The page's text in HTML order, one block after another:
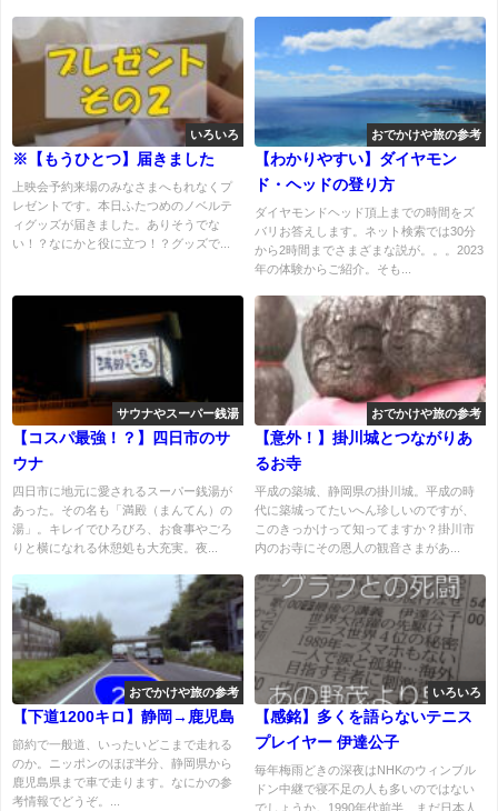
いろいろ
※【もうひとつ】届きました
上映会予約来場のみなさまへもれなくプ
レゼントです。本日ふたつめのノベルテ
ィグッズが届きました。ありそうでな
い！？なにかと役に立つ！？グッズで...
おでかけや旅の参考
【わかりやすい】ダイヤモン
ド・ヘッドの登り方
ダイヤモンドヘッド頂上までの時間をズ
バリお答えします。ネット検索では30分
から2時間までさまざまな説が。。。2023
年の体験からご紹介。そも...
サウナやスーパー銭湯
【コスパ最強！？】四日市のサ
ウナ
四日市に地元に愛されるスーパー銭湯が
あった。その名も「満殿（まんてん）の
湯」。キレイでひろびろ、お食事やごろ
りと横になれる休憩処も大充実。夜...
おでかけや旅の参考
【意外！】掛川城とつながりあ
るお寺
平成の築城、静岡県の掛川城。平成の時
代に築城ってたいへん珍しいのですが、
このきっかけって知ってますか？掛川市
内のお寺にその恩人の観音さまがあ...
おでかけや旅の参考
【下道1200キロ】静岡→鹿児島
節約で一般道、いったいどこまで走れる
のか。ニッポンのほぼ半分、静岡県から
鹿児島県まで車で走ります。なにかの参
考情報でどうぞ。...
いろいろ
【感銘】多くを語らないテニス
プレイヤー 伊達公子
毎年梅雨どきの深夜はNHKのウィンブル
ドン中継で寝不足の人も多いのではない
でしょうか。1990年代前半、まだ日本人